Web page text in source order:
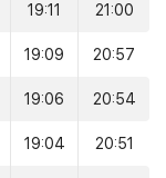
19:11 21:00
19:09 20:57
19:06 20:54
19:04 20:51